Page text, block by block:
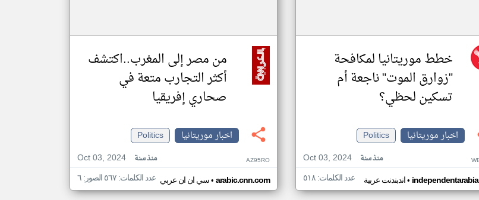
خطط موريتانيا لمكافحة
"زوارق الموت" ناجعة أم
تسكين لحظي؟
اخبار موريتانيا
Politics
Oct 03, 2024
منذ سنة
اندبندنت عربية• عدد الكلمات: ٥١٨
من مصر إلى المغرب..اكتشف
أكثر التجارب متعة في
صحاري إفريقيا
اخبار موريتانيا
Politics
Oct 03, 2024
منذ سنة AZ95RO
سي ان ان عربي• arabic.cnn.com عدد الكلمات: ٥٦٧ الصور: ٦